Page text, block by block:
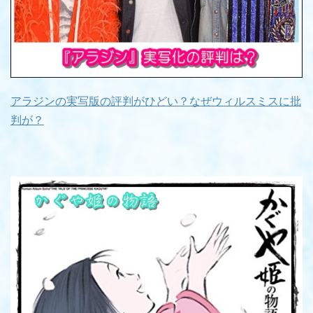
アラジンの実写版の評判がひどい？なぜウィルスミスに批
判が？